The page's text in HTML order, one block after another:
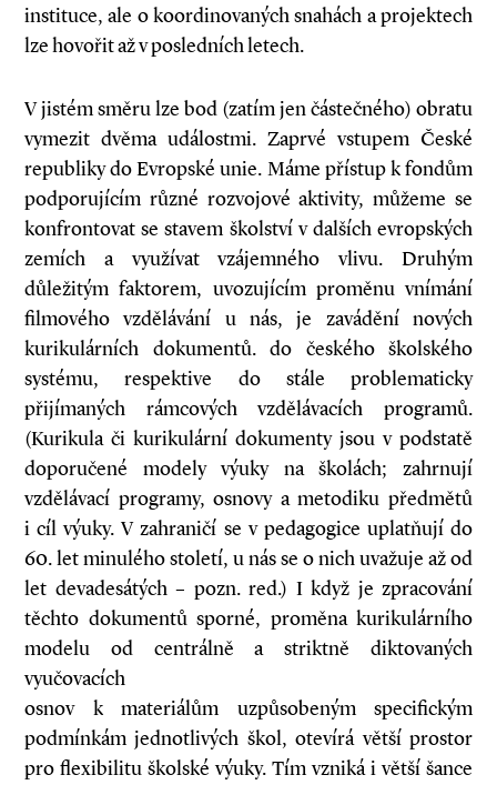
instituce, ale o koordinovaných snahách a projektech
lze hovořit až v posledních letech.
V jistém směru lze bod (zatím jen částečného) obratu
vymezit dvěma událostmi. Zaprvé vstupem České
republiky do Evropské unie. Máme přístup k fondům
podporujícím různé rozvojové aktivity, můžeme se
konfrontovat se stavem školství v dalších evropských
zemích a využívat vzájemného vlivu. Druhým
důležitým faktorem, uvozujícím proměnu vnímání
filmového vzdělávání u nás, je zavádění nových
kurikulárních dokumentů. do českého školského
systému, respektive do stále problematicky
přijímaných rámcových vzdělávacích programů.
(Kurikula či kurikulární dokumenty jsou v podstatě
doporučené modely výuky na školách; zahrnují
vzdělávací programy, osnovy a metodiku předmětů
i cíl výuky. V zahraničí se v pedagogice uplatňují do
60. let minulého století, u nás se o nich uvažuje až od
let devadesátých – pozn. red.) I když je zpracování
těchto dokumentů sporné, proměna kurikulárního
modelu od centrálně a striktně diktovaných
vyučovacích
osnov k materiálům uzpůsobeným specifickým
podmínkám jednotlivých škol, otevírá větší prostor
pro flexibilitu školské výuky. Tím vzniká i větší šance